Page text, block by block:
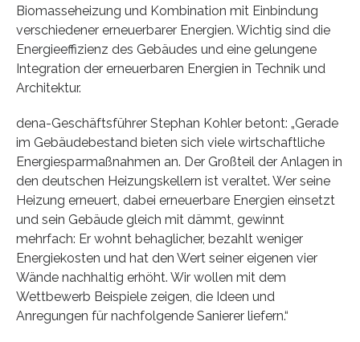
Biomasseheizung und Kombination mit Einbindung
verschiedener erneuerbarer Energien. Wichtig sind die
Energieeffizienz des Gebäudes und eine gelungene
Integration der erneuerbaren Energien in Technik und
Architektur.
dena-Geschäftsführer Stephan Kohler betont: „Gerade
im Gebäudebestand bieten sich viele wirtschaftliche
Energiesparmaßnahmen an. Der Großteil der Anlagen in
den deutschen Heizungskellern ist veraltet. Wer seine
Heizung erneuert, dabei erneuerbare Energien einsetzt
und sein Gebäude gleich mit dämmt, gewinnt
mehrfach: Er wohnt behaglicher, bezahlt weniger
Energiekosten und hat den Wert seiner eigenen vier
Wände nachhaltig erhöht. Wir wollen mit dem
Wettbewerb Beispiele zeigen, die Ideen und
Anregungen für nachfolgende Sanierer liefern.“